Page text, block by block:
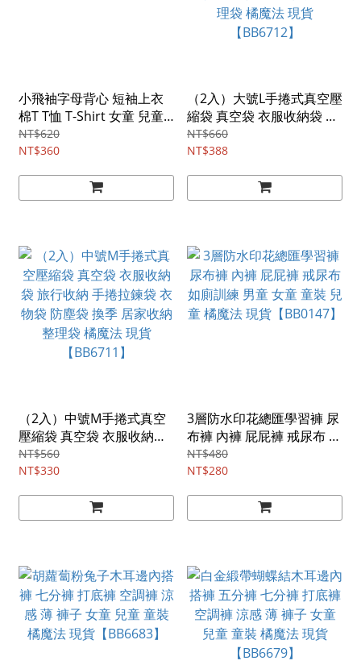
小飛袖字母背心 短袖上衣
棉T T恤 T-Shirt 女童 兒童
童裝 橘魔法 現貨
【BB6746】
NT$620
NT$360
（2入）大號L手捲式真空壓
縮袋 真空袋 衣服收納袋 旅
行收納 手捲拉鍊袋 衣物袋
防塵袋 換季 居家收納 整理
NT$660
NT$388
（2入）中號M手捲式真空
壓縮袋 真空袋 衣服收納袋
旅行收納 手捲拉鍊袋 衣物
袋 防塵袋 換季 居家收納 整
NT$560
NT$330
3層防水印花總匯學習褲 尿
布褲 內褲 屁屁褲 戒尿布 如
廁訓練 男童 女童 童裝 兒童
橘魔法 現貨【BB0147】
NT$480
NT$280